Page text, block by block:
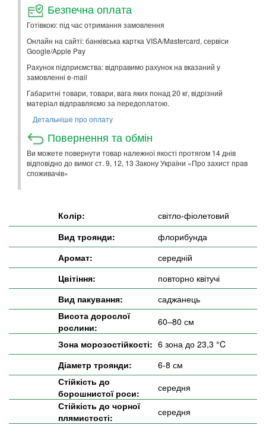
Безпечна оплата
Готівкою: під час отримання замовлення
Онлайн на сайті: банківська картка VISA/Mastercard, сервіси
Google/Apple Pay
Рахунок підприємства: відправимо рахунок на вказаний у
замовленні e-mail
Габаритні товари, товари, вага яких понад 20 кг, відрізний
матеріал відправляємо за передоплатою.
Детальніше про оплату
Повернення та обмін
Ви можете повернути товар належної якості протягом 14 днів
відповідно до вимог ст. 9, 12, 13 Закону України «Про захист прав
споживачів»
Колір:
світло-фіолетовий
Вид троянди:
флорибунда
Аромат:
середній
Цвітіння:
повторно квітучі
Вид пакування:
саджанець
Висота дорослої
рослини:
60–80 см
Зона морозостійкості: 6 зона до 23,3 °C
Діаметр троянди:
6-8 см
Стійкість до
борошнистої роси:
середня
Стійкість до чорної
плямистості:
середня